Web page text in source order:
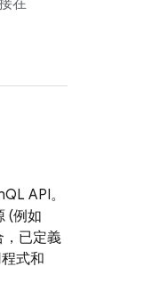
在
API。
(例如
，已定義
式和